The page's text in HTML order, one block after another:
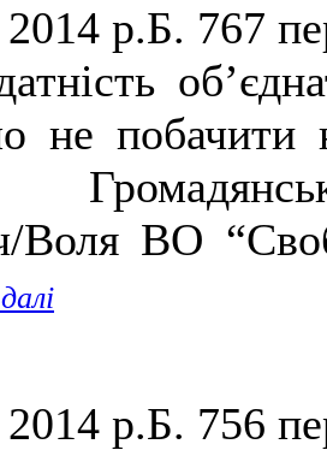
р.Б. 767
не побачити
Воля ВО
2014 р.Б. 756